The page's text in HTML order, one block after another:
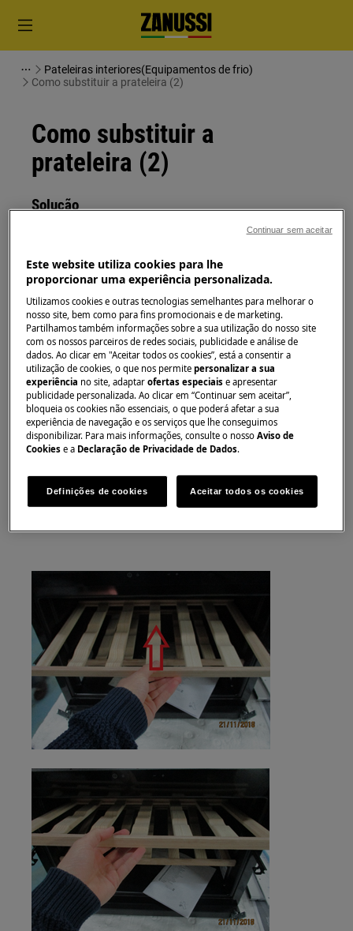
Pateleiras interiores(Equipamentos de frio)
Como substituir a prateleira (2)
Como substituir a
prateleira (2)
Solução
Antes de qualquer operação de manutenção,
Sempre tome cuidado ao mover os aparelhos, para
os aparelhos pesados são necessárias duas pessoas
para movê-los.
Sempre use luvas de segurança e calçados fechados.
Observe que o reparo automático ou não
profissional pode ter consequências de segurança se
não for feito corretamente
COMO REMOVER A GRADE
1) Puxe a grade para removê-la
Este website utiliza cookies para lhe
proporcionar uma experiência personalizada.
Utilizamos cookies e outras tecnologias semelhantes para melhorar o
nosso site, bem como para fins promocionais e de marketing.
Partilhamos também informações sobre a sua utilização do nosso site
com os nossos parceiros de redes sociais, publicidade e análise de
dados. Ao clicar em "Aceitar todos os cookies”, está a consentir a
utilização de cookies, o que nos permitepersonalizar a sua
experiência no site, adaptarofertas especiaise apresentar
publicidade personalizada. Ao clicar em “Continuar sem aceitar”,
bloqueia os cookies não essenciais, o que poderá afetar a sua
experiência de navegação e os serviços que lhe conseguimos
disponibilizar. Para mais informações, consulte o nossoAviso de
Cookies e a Declaração de Privacidade de Dados.
Definições de cookies Aceitar todos os cookies
Continuar sem aceitar